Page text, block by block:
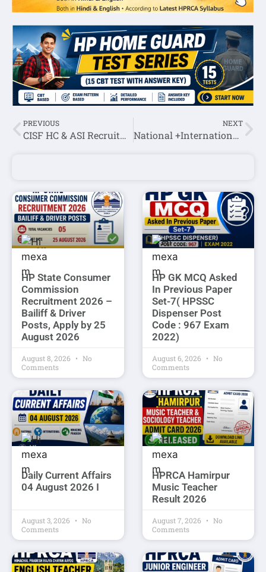
PREVIOUS
CISF HC & ASI Recruitment 2022
NEXT
National +International Current Affairs September 1st week 2022
HP State Consumer
Commission
Recruitment 2026 –
Bailiff & Driver
Posts, Apply by 25
August 2026
August 8, 2026
No
Comments
HP GK MCQ Asked
In Previous Paper
Set-7( HPSSC
Dispenser Post
Code : 967 Exam
2022)
August 6, 2026
No
Comments
Daily Current Affairs
04 August 2026 I
August 3, 2026
No
Comments
HPRCA Hamirpur
Music Teacher
Result 2026
August 7, 2026
No
Comments